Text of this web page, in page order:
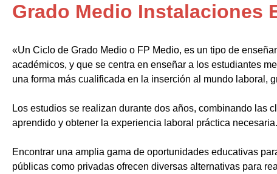
Grado Medio Instalaciones
«Un Ciclo de Grado Medio o FP Medio, es un tipo de
académicos, y que se centra en enseñar a los estudiantes
una forma más cualificada en la inserción al mundo laboral,
Los estudios se realizan durante dos años, combinando las
aprendido y obtener la experiencia laboral práctica
Encontrar una amplia gama de oportunidades educativas
públicas como privadas ofrecen diversas alternativas para